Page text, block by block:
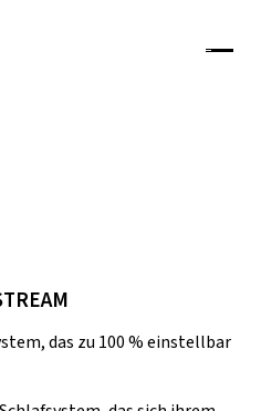
das zu 100 % einstellbar